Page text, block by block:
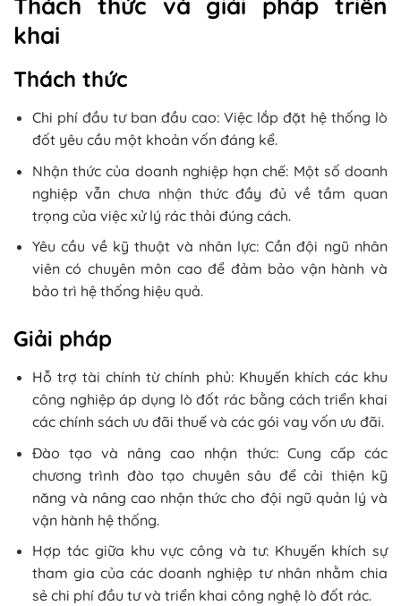
Thách thức và giải pháp triển
khai
Thách thức
Chi phí đầu tư ban đầu cao: Việc lắp đặt hệ thống lò
đốt yêu cầu một khoản vốn đáng kể.
Nhận thức của doanh nghiệp hạn chế: Một số doanh
nghiệp vẫn chưa nhận thức đầy đủ về tầm quan
trọng của việc xử lý rác thải đúng cách.
Yêu cầu về kỹ thuật và nhân lực: Cần đội ngũ nhân
viên có chuyên môn cao để đảm bảo vận hành và
bảo trì hệ thống hiệu quả.
Giải pháp
Hỗ trợ tài chính từ chính phủ: Khuyến khích các khu
công nghiệp áp dụng lò đốt rác bằng cách triển khai
các chính sách ưu đãi thuế và các gói vay vốn ưu đãi.
Đào tạo và nâng cao nhận thức: Cung cấp các
chương trình đào tạo chuyên sâu để cải thiện kỹ
năng và nâng cao nhận thức cho đội ngũ quản lý và
vận hành hệ thống.
Hợp tác giữa khu vực công và tư: Khuyến khích sự
tham gia của các doanh nghiệp tư nhân nhằm chia
sẻ chi phí đầu tư và triển khai công nghệ lò đốt rác.